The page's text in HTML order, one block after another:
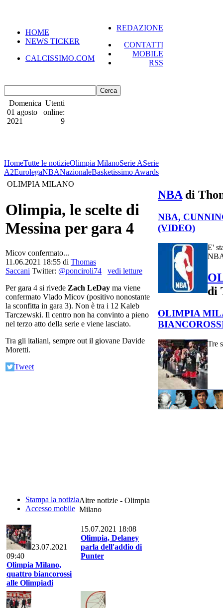
HOME
NEWS TICKER
CALCISSIMO.COM
REDAZIONE
CONTATTI
MOBILE
RSS
Domenica
01 agosto
2021
Utenti
online:
9
HomeTutte le notizieOlimpia MilanoSerie ASerie
A2EurolegaNBANazionaleBasketissimo Awards
OLIMPIA MILANO
Olimpia, le scelte di
Messina per gara 4
Micov confermato...
11.06.2021 18:55 di Thomas
Saccani Twitter: @ponciroli74
vedi letture
Per gara 4 si rivede Zach LeDay ma viene
confermato Vlado Micov (positivo nonostante
la sconfitta in gara 3). Non è tra i 12 Kaleb
Tarczewski. Il centro non ha convinto a pieno
nel terzo atto della serie e viene lasciato.
Tra gli italiani, sempre out il giovane Davide
Moretti.
Tweet
Stampa la notizia
Accesso mobile
Altre notizie - Olimpia
Milano
23.07.2021
09:40
Olimpia Milano,
quattro biancorossi
alle Olimpiadi
15.07.2021 18:08
Olimpia, Delaney
parla dell'addio di
Punter
NBA di
NBA,
(VIDEO)
E'
di
OLIMPIA
Tre